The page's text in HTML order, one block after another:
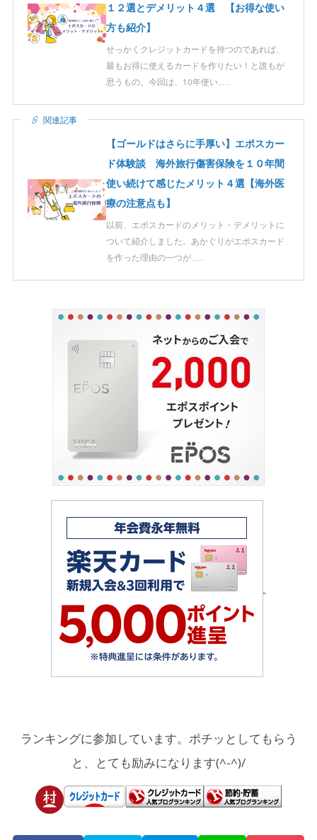
１２選とデメリット４選 【お得な使い
方も紹介】
せっかくクレジットカードを持つのであれば、
最もお得に使えるカードを作りたい！と誰もが
思うもの。今回は、10年使い……
関連記事
【ゴールドはさらに手厚い】エポスカー
ド体験談 海外旅行傷害保険を１０年間
使い続けて感じたメリット４選【海外医
療の注意点も】
以前、エポスカードのメリット・デメリットに
ついて紹介しました。あかぐりがエポスカード
を作った理由の一つが……
ランキングに参加しています。ポチッとしてもらう
と、とても励みになります(^-^)/